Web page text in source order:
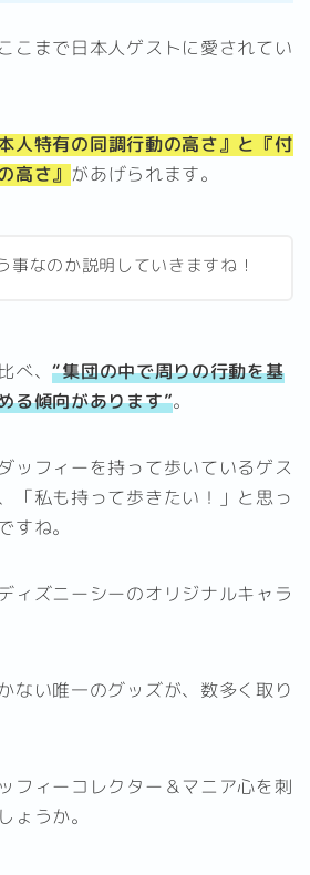
こまで日本人ゲストに愛されてい
本人特有の同調行動の高さ』と『付
高さ』 があげられます。
事なのか説明していきますね！
べ、“集団の中で周りの行動を基
る傾向があります”。
ッフィーを持って歩いているゲス
「私も持って歩きたい！」と思っ
すね。
ィズニーシーのオリジナルキャラ
ない唯一のグッズが、数多く取り
フィーコレクター＆マニア心を刺
ょうか。